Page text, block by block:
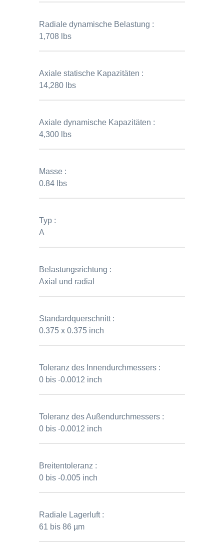
Radiale dynamische Belastung :
1,708 lbs
Axiale statische Kapazitäten :
14,280 lbs
Axiale dynamische Kapazitäten :
4,300 lbs
Masse :
0.84 lbs
Typ :
A
Belastungsrichtung :
Axial und radial
Standardquerschnitt :
0.375 x 0.375 inch
Toleranz des Innendurchmessers :
0 bis -0.0012 inch
Toleranz des Außendurchmessers :
0 bis -0.0012 inch
Breitentoleranz :
0 bis -0.005 inch
Radiale Lagerluft :
61 bis 86 µm